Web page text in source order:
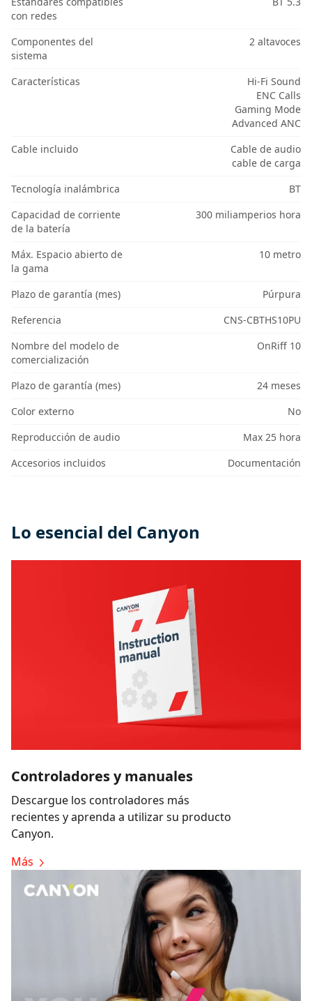
con redes
Componentes del
sistema
2 altavoces
Características
Hi-Fi Sound
ENC Calls
Gaming Mode
Advanced ANC
Cable incluido
Cable de audio
cable de carga
Tecnología inalámbrica
BT
Capacidad de corriente
de la batería
300 miliamperios hora
Máx. Espacio abierto de
la gama
10 metro
Plazo de garantía (mes)
Púrpura
Referencia
CNS-CBTHS10PU
Nombre del modelo de
comercialización
OnRiff 10
Plazo de garantía (mes)
24 meses
Color externo
No
Reproducción de audio
Max 25 hora
Accesorios incluidos
Documentación
Lo esencial del Canyon
Controladores y manuales
Descargue los controladores más
recientes y aprenda a utilizar su producto
Canyon.
Más